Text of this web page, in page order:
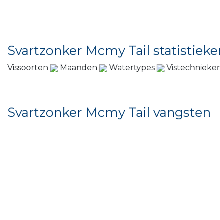
Svartzonker Mcmy Tail
Vissoorten Maanden Watertypes
Svartzonker Mcmy Tail vangsten